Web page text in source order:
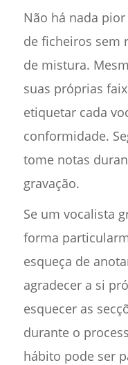
Não há nada
de ficheiros sem
de mistura.
suas próprias
etiquetar cada
conformidade.
tome notas
gravação.
Se um vocalista
forma
esqueça de
agradecer a si
esquecer as
durante o
hábito pode ser